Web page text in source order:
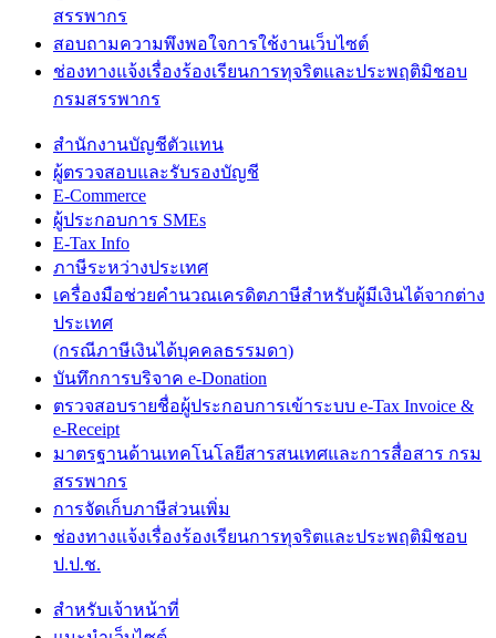
สรรพากร
สอบถามความพึงพอใจการใช้งานเว็บไซต์
ช่องทางแจ้งเรื่องร้องเรียนการทุจริตและประพฤติมิชอบ
กรมสรรพากร
สำนักงานบัญชีตัวแทน
ผู้ตรวจสอบและรับรองบัญชี
E-Commerce
ผู้ประกอบการ SMEs
E-Tax Info
ภาษีระหว่างประเทศ
เครื่องมือช่วยคำนวณเครดิตภาษีสำหรับผู้มีเงินได้จากต่าง
ประเทศ
(กรณีภาษีเงินได้บุคคลธรรมดา)
บันทึกการบริจาค e-Donation
ตรวจสอบรายชื่อผู้ประกอบการเข้าระบบ e-Tax Invoice &
e-Receipt
มาตรฐานด้านเทคโนโลยีสารสนเทศและการสื่อสาร กรม
สรรพากร
การจัดเก็บภาษีส่วนเพิ่ม
ช่องทางแจ้งเรื่องร้องเรียนการทุจริตและประพฤติมิชอบ
ป.ป.ช.
สำหรับเจ้าหน้าที่